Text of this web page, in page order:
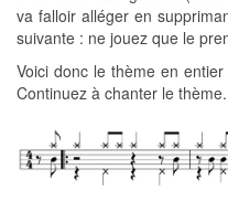
va falloir alléger en
suivante : ne jouez que le
Voici donc le thème en
Continuez à chanter le thème.